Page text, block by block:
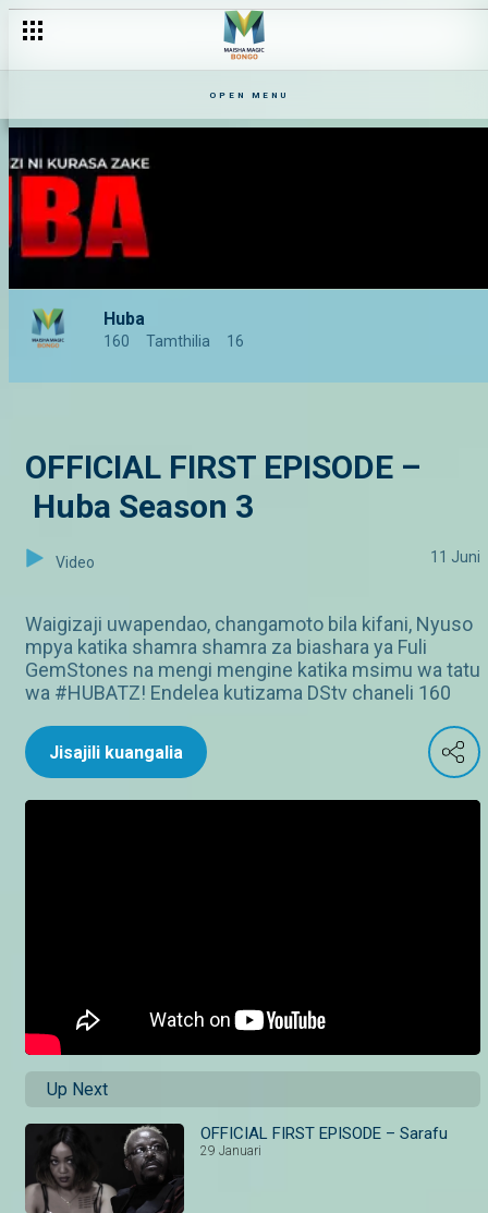
OPEN MENU
Huba
160 Tamthilia 16
OFFICIAL FIRST EPISODE –
Huba Season 3
Video 11 Juni
Waigizaji uwapendao, changamoto bila kifani, Nyuso
mpya katika shamra shamra za biashara ya Fuli
GemStones na mengi mengine katika msimu wa tatu
wa #HUBATZ! Endelea kutizama DStv chaneli 160
Jisajili kuangalia
Up Next
OFFICIAL FIRST EPISODE – Sarafu
29 Januari
OFFICIAL FIRST EPISODE – Huba Season 2